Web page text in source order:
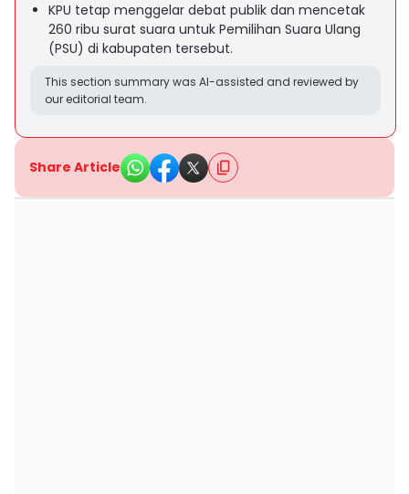
KPU tetap menggelar debat publik dan mencetak
260 ribu surat suara untuk Pemilihan Suara Ulang
(PSU) di kabupaten tersebut.
This section summary was AI-assisted and reviewed by
our editorial team.
Share Article